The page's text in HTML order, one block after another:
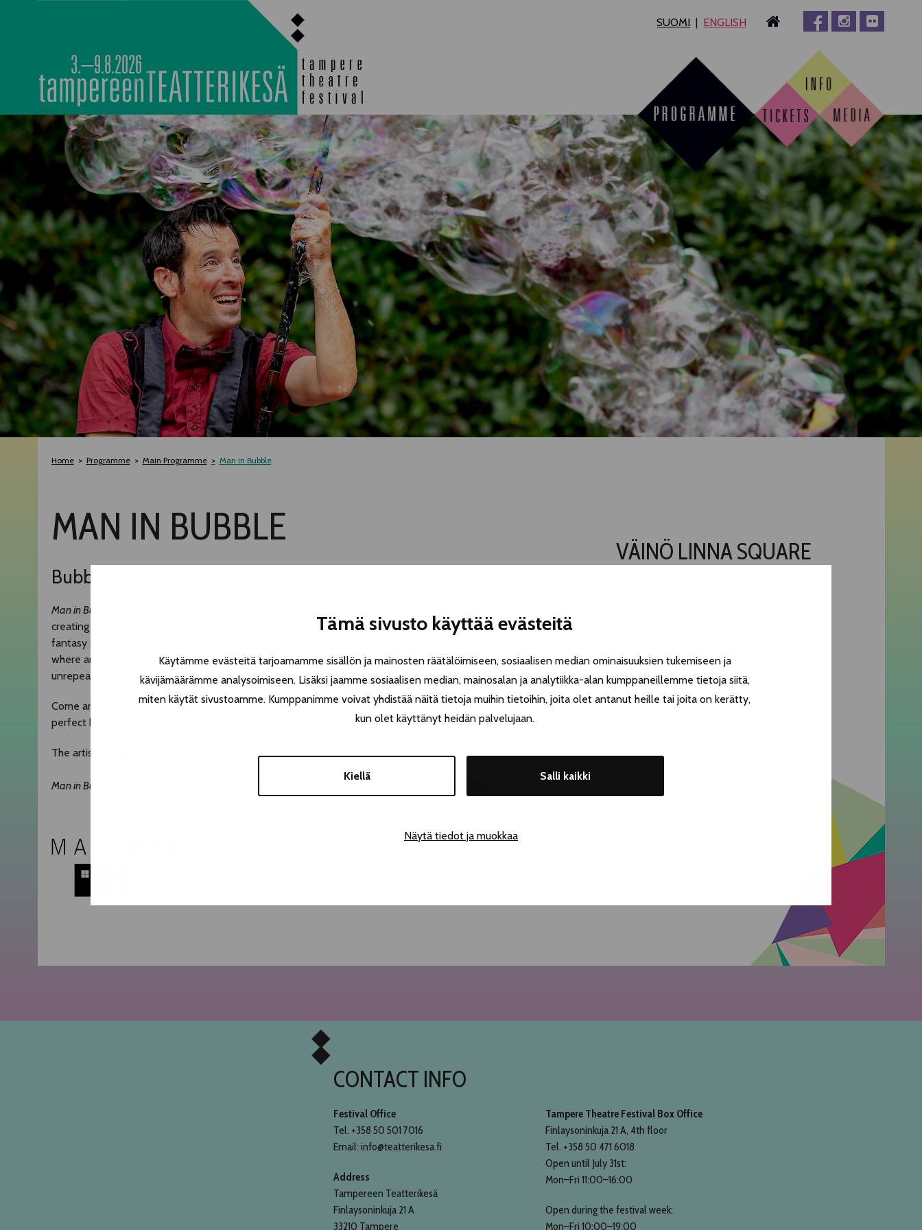
Tämä sivusto käyttää evästeitä
Käytämme evästeitä tarjoamamme sisällön ja mainosten räätälöimiseen, sosiaalisen median ominaisuuksien tukemiseen ja
kävijämäärämme analysoimiseen. Lisäksi jaamme sosiaalisen median, mainosalan ja analytiikka-alan kumppaneillemme tietoja siitä,
miten käytät sivustoamme. Kumppanimme voivat yhdistää näitä tietoja muihin tietoihin, joita olet antanut heille tai joita on kerätty,
kun olet käyttänyt heidän palvelujaan.
Kiellä Salli kaikki
Näytä tiedot ja muokkaa
SUOMI ENGLISH
3.–9.8.2026
MAIN PROGRAMME TLAB OFF TAMPERE
NOCTURNAL HAPPENING
SEMINARS, MEETINGS AND
MORE
Home Programme Main Programme Man in Bubble
MAN IN BUBBLE
Bubble on Circus
Man in Bubble
creating a poetic journey that will enchant spectators of all ages. Through a series of scenes full of
fantasy and humor, the audience is immersed in a world of giant bubbles, reflections and colors,
where anything is possible. The constant interaction with the audience makes each show an
unrepeatable experience, where children and adults are carried away by wonder and laughter.
Come and discover the enchanting universe ofMan In Bubble , where visual poetry and fun blend in
perfect harmony.
The artist has held two Guinness World Records since 2018.
Man in Bubble
VÄINÖ LINNA SQUARE
Free admission
Please note that changes may happen due to
weather conditions.
CONTACT INFO
Festival Office
Tel. +358 50 501 7016
Email: info@teatterikesa.fi
Address
Tampereen Teatterikesä
Finlaysoninkuja 21 A
33210 Tampere
Tampere Theatre Festival Box Office
Finlaysoninkuja 21 A, 4th floor
Tel. +358 50 471 6018
Open until July 31st:
Mon–Fri 11:00–16:00
Open during the festival week:
Mon–Fri 10:00–19:00